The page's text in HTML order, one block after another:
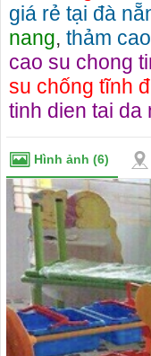
giá rẻ tại đà
nang, thảm
cao su chong
su chống tĩnh
tinh dien tai da
Hình ảnh (6)
nhà nguyên căn tại
tôi hiên đang cho
Tuy Hòa - Phú Yên.